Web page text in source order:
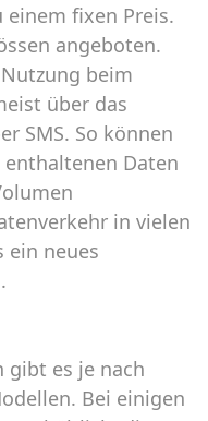
einem fixen Preis.
angeboten.
beim
über das
SMS. So können
Daten
in vielen
ein neues
gibt es je nach
Bei einigen